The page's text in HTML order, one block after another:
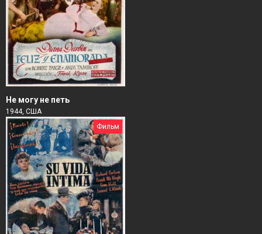
Не могу не петь
1944, США
Фильм